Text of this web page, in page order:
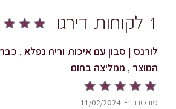
1 לקוחות דירגו
המוצר , ממליצה בחום
פורסם ב- 11/02/2024